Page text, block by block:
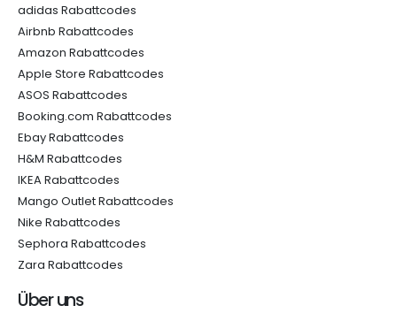
adidas Rabattcodes
Airbnb Rabattcodes
Amazon Rabattcodes
Apple Store Rabattcodes
ASOS Rabattcodes
Booking.com Rabattcodes
Ebay Rabattcodes
H&M Rabattcodes
IKEA Rabattcodes
Mango Outlet Rabattcodes
Nike Rabattcodes
Sephora Rabattcodes
Zara Rabattcodes
Über uns